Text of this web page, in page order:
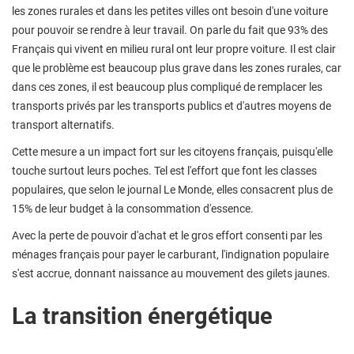
les zones rurales et dans les petites villes ont besoin d'une voiture
pour pouvoir se rendre à leur travail. On parle du fait que 93% des
Français qui vivent en milieu rural ont leur propre voiture. Il est clair
que le problème est beaucoup plus grave dans les zones rurales, car
dans ces zones, il est beaucoup plus compliqué de remplacer les
transports privés par les transports publics et d'autres moyens de
transport alternatifs.
Cette mesure a un impact fort sur les citoyens français, puisqu'elle
touche surtout leurs poches. Tel est l'effort que font les classes
populaires, que selon le journal Le Monde, elles consacrent plus de
15% de leur budget à la consommation d'essence.
Avec la perte de pouvoir d'achat et le gros effort consenti par les
ménages français pour payer le carburant, l'indignation populaire
s'est accrue, donnant naissance au mouvement des gilets jaunes.
La transition énergétique